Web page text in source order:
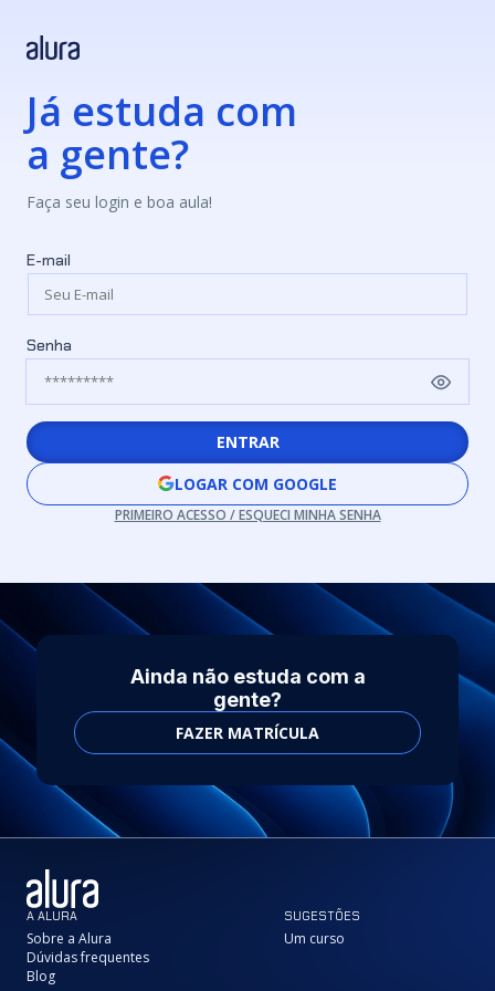
Já estuda com
a gente?
Faça seu login e boa aula!
E-mail
Senha
ENTRAR
LOGAR COM GOOGLE
PRIMEIRO ACESSO / ESQUECI MINHA SENHA
Ainda não estuda com a
gente?
FAZER MATRÍCULA
A ALURA
Sobre a Alura
Dúvidas frequentes
Blog
SUGESTÕES
Um curso